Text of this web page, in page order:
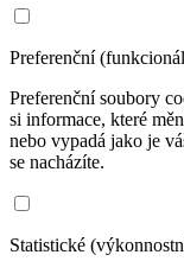
Preferenční
Preferenční soubory
si informace, které
nebo vypadá jako je
se nacházíte.
Statistické